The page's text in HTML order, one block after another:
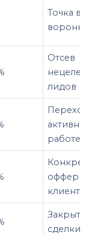
Точка
воронку
Отсев
лидов
Переход
активной
работе
оффер
клиенту
Закрытие
сделки